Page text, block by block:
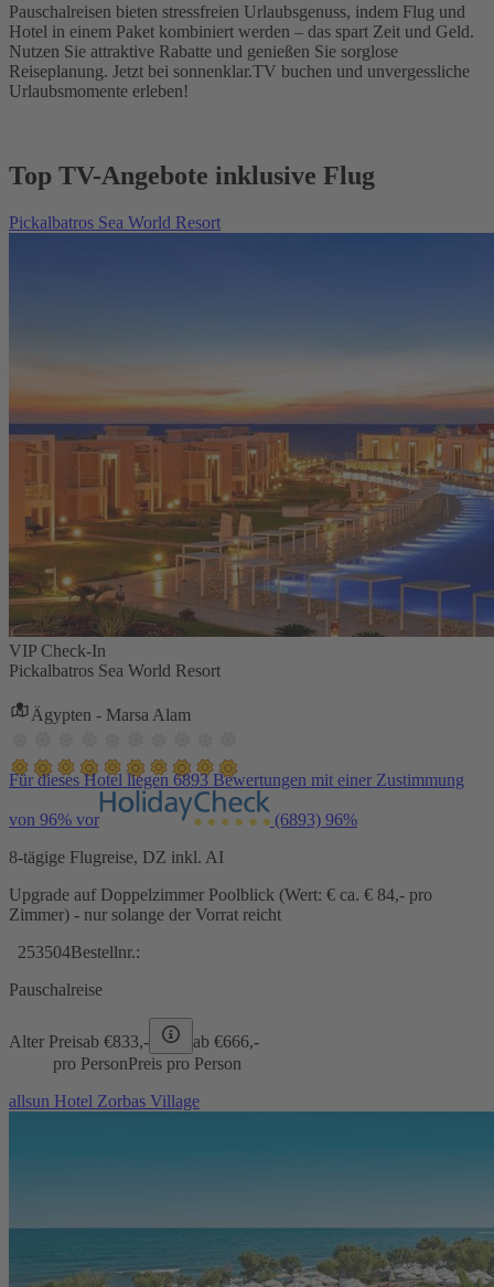
Pauschalreisen bieten stressfreien Urlaubsgenuss, indem Flug und
Hotel in einem Paket kombiniert werden – das spart Zeit und Geld.
Nutzen Sie attraktive Rabatte und genießen Sie sorglose
Reiseplanung. Jetzt bei sonnenklar.TV buchen und unvergessliche
Urlaubsmomente erleben!
Top TV-Angebote inklusive Flug
Pickalbatros Sea World Resort
VIP Check-In
Pickalbatros Sea World Resort
Ägypten - Marsa Alam
Für dieses Hotel liegen 6893 Bewertungen mit einer Zustimmung
von 96% vor (6893) 96%
8-tägige Flugreise, DZ inkl. AI
Upgrade auf Doppelzimmer Poolblick (Wert: € ca. € 84,- pro
Zimmer) - nur solange der Vorrat reicht
253504Bestellnr.:
Pauschalreise
Alter Preisab €833,- ab €666,-
pro PersonPreis pro Person
allsun Hotel Zorbas Village